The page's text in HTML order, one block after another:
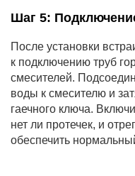
Шаг 5:
После установки
к подключению труб
смесителей.
воды к смесителю и
гаечного ключа.
нет ли протечек, и
обеспечить